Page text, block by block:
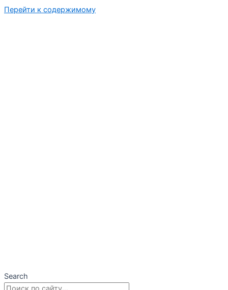
Перейти к содержимому
Search